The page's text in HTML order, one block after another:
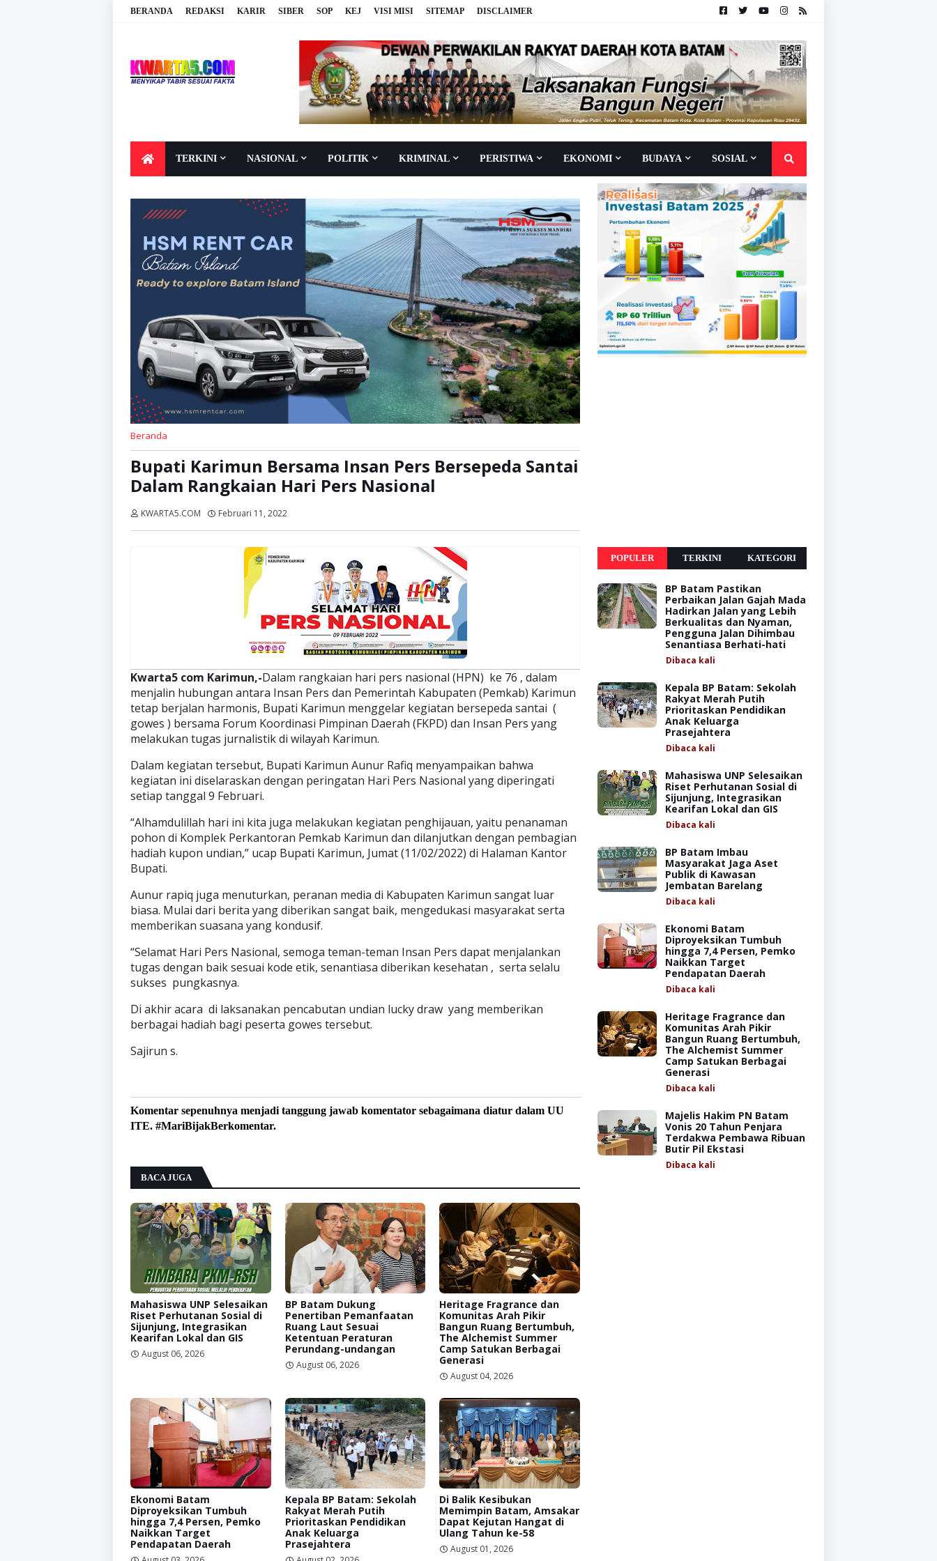
BERANDA REDAKSI KARIR SIBER SOP KEJ VISI MISI SITEMAP DISCLAIMER
TERKINI NASIONAL POLITIK KRIMINAL PERISTIWA EKONOMI BUDAYA SOSIAL
Beranda
Bupati Karimun Bersama Insan Pers Bersepeda Santai
Dalam Rangkaian Hari Pers Nasional
KWARTA5.COM Februari 11, 2022
Kwarta5 com Karimun,-Dalam rangkaian hari pers nasional (HPN) ke 76 , dalam
menjalin hubungan antara Insan Pers dan Pemerintah Kabupaten (Pemkab) Karimun
tetap berjalan harmonis, Bupati Karimun menggelar kegiatan bersepeda santai (
gowes ) bersama Forum Koordinasi Pimpinan Daerah (FKPD) dan Insan Pers yang
melakukan tugas jurnalistik di wilayah Karimun.
Dalam kegiatan tersebut, Bupati Karimun Aunur Rafiq menyampaikan bahwa
kegiatan ini diselaraskan dengan peringatan Hari Pers Nasional yang diperingati
setiap tanggal 9 Februari.
“Alhamdulillah hari ini kita juga melakukan kegiatan penghijauan, yaitu penanaman
pohon di Komplek Perkantoran Pemkab Karimun dan dilanjutkan dengan pembagian
hadiah kupon undian,” ucap Bupati Karimun, Jumat (11/02/2022) di Halaman Kantor
Bupati.
Aunur rapiq juga menuturkan, peranan media di Kabupaten Karimun sangat luar
biasa. Mulai dari berita yang diberikan sangat baik, mengedukasi masyarakat serta
memberikan suasana yang kondusif.
“Selamat Hari Pers Nasional, semoga teman-teman Insan Pers dapat menjalankan
tugas dengan baik sesuai kode etik, senantiasa diberikan kesehatan , serta selalu
sukses pungkasnya.
Di akhir acara di laksanakan pencabutan undian lucky draw yang memberikan
berbagai hadiah bagi peserta gowes tersebut.
Sajirun s.
Komentar sepenuhnya menjadi tanggung jawab komentator sebagaimana diatur dalam UU
ITE. #MariBijakBerkomentar.
BACA JUGA
Mahasiswa UNP Selesaikan
Riset Perhutanan Sosial di
Sijunjung, Integrasikan
Kearifan Lokal dan GIS
August 06, 2026
BP Batam Dukung
Penertiban Pemanfaatan
Ruang Laut Sesuai
Ketentuan Peraturan
Perundang-undangan
August 06, 2026
Heritage Fragrance dan
Komunitas Arah Pikir
Bangun Ruang Bertumbuh,
The Alchemist Summer
Camp Satukan Berbagai
Generasi
August 04, 2026
Ekonomi Batam
Diproyeksikan Tumbuh
hingga 7,4 Persen, Pemko
Naikkan Target
Pendapatan Daerah
Kepala BP Batam: Sekolah
Rakyat Merah Putih
Prioritaskan Pendidikan
Anak Keluarga
Prasejahtera
Di Balik Kesibukan
Memimpin Batam, Amsakar
Dapat Kejutan Hangat di
Ulang Tahun ke-58
August 01, 2026
POPULER TERKINI KATEGORI
BP Batam Pastikan
Perbaikan Jalan Gajah Mada
Hadirkan Jalan yang Lebih
Berkualitas dan Nyaman,
Pengguna Jalan Dihimbau
Senantiasa Berhati-hati
Dibaca kali
Kepala BP Batam: Sekolah
Rakyat Merah Putih
Prioritaskan Pendidikan
Anak Keluarga
Prasejahtera
Dibaca kali
Mahasiswa UNP Selesaikan
Riset Perhutanan Sosial di
Sijunjung, Integrasikan
Kearifan Lokal dan GIS
Dibaca kali
BP Batam Imbau
Masyarakat Jaga Aset
Publik di Kawasan
Jembatan Barelang
Dibaca kali
Ekonomi Batam
Diproyeksikan Tumbuh
hingga 7,4 Persen, Pemko
Naikkan Target
Pendapatan Daerah
Dibaca kali
Heritage Fragrance dan
Komunitas Arah Pikir
Bangun Ruang Bertumbuh,
The Alchemist Summer
Camp Satukan Berbagai
Generasi
Dibaca kali
Majelis Hakim PN Batam
Vonis 20 Tahun Penjara
Terdakwa Pembawa Ribuan
Butir Pil Ekstasi
Dibaca kali